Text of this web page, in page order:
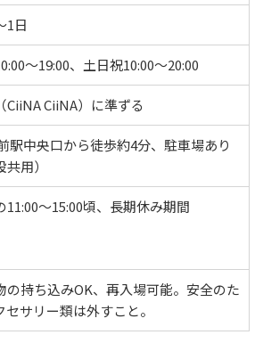
1日
〜19:00、土日祝10:00〜20:00
CiiNA CiiNA）に準ずる
駅中央口から徒歩約4分、駐車場あり
共用）
11:00〜15:00頃、長期休み期間
の持ち込みOK、再入場可能。安全のた
セサリー類は外すこと。